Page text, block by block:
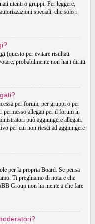
utenti o gruppi. Per leggere,
speciali, che solo i
(questo per evitare risultati
probabilmente non hai i diritti
per forum, per gruppi o per
permesso allegati per il forum in
può aggiungere allegati.
per cui non riesci ad aggiungere
per la propria Board. Se pensa
Ti preghiamo di notare che
Group non ha niente a che fare